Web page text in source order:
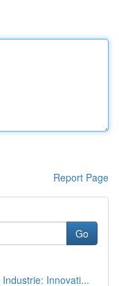
Report Page
Go
Innovati...